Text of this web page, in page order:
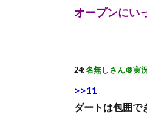
オープンにい
24:名無しさん＠実
>>11
ダートは包囲で